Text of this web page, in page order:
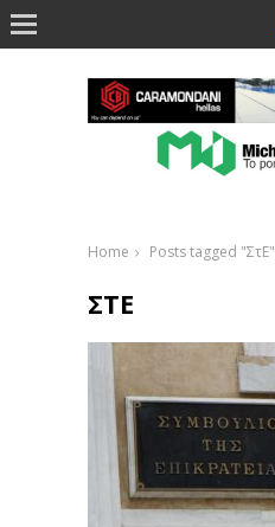
Home Posts tagged "ΣτΕ"
ΣΤΕ